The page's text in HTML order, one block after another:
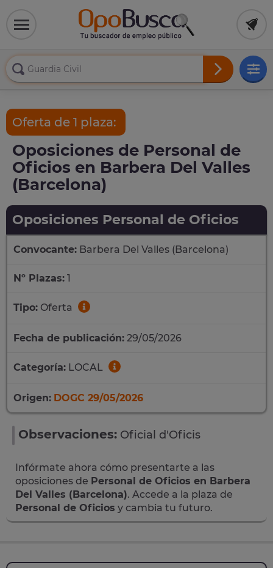
Oferta de 1 plaza:
Oposiciones de Personal de
Oficios en Barbera Del Valles
(Barcelona)
Oposiciones Personal de Oficios
Convocante: Barbera Del Valles (Barcelona)
Nº Plazas: 1
Tipo: Oferta
Fecha de publicación: 29/05/2026
Categoría: LOCAL
Origen: DOGC 29/05/2026
Observaciones: Oficial d'Oficis
Infórmate ahora cómo presentarte a las
oposiciones de Personal de Oficios en Barbera
Del Valles (Barcelona). Accede a la plaza de
Personal de Oficios y cambia tu futuro.